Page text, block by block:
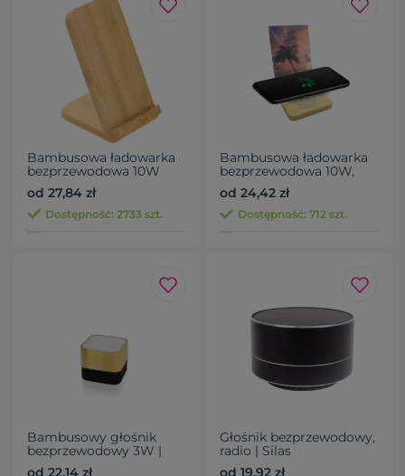
Bambusowa ładowarka
bezprzewodowa 10W
B'RIGHT, stojak na
telefon | Wilder
od 27,84 zł
Dostępność: 2733 szt.
Bambusowa ładowarka
bezprzewodowa 10W,
ramka do zdjęć | Finneas
od 24,42 zł
Dostępność: 712 szt.
Bambusowy głośnik
bezprzewodowy 3W |
Sheppard
od 22,14 zł
Głośnik bezprzewodowy,
radio | Silas
od 19,92 zł